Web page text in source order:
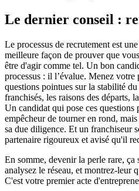
Le dernier conseil :
Le processus de recrutement est
meilleure façon de prouver que
être d'agir comme tel. Un bon
processus : il l’évalue. Menez votre
questions pointues sur la stabilité
franchisés, les raisons des départs,
Un candidat qui pose ces questions
empêcheur de tourner en rond,
sa due diligence. Et un franchiseur
partenaire rigoureux et avisé qu'il
En somme, devenir la perle rare, ça
analysez le réseau, et montrez-leur
C'est votre premier acte